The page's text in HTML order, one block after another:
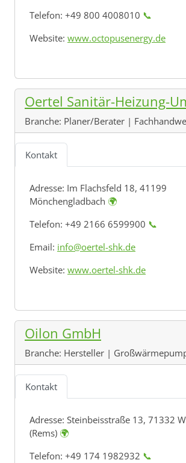
Telefon: +49 800 4008010 📞
Website: www.octopusenergy.de
Oertel Sanitär-Heizung-
Branche: Planer/Berater |
Kontakt
Adresse: Im Flachsfeld 18, 41199
Mönchengladbach 🌍
Telefon: +49 2166 6599900 📞
Email: info@oertel-shk.de
Website: www.oertel-shk.de
Oilon GmbH
Branche: Hersteller |
Kontakt
Adresse: Steinbeisstraße 13, 71332
(Rems) 🌍
Telefon: +49 174 1982932 📞